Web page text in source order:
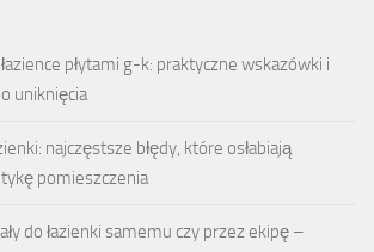
płytami g-k: praktyczne wskazówki i
uniknięcia
najczęstsze błędy, które osłabiają
pomieszczenia
do łazienki samemu czy przez ekipę –